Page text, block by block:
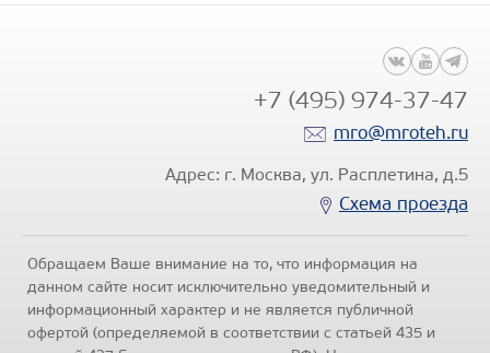
+7 (495) 974-37-47
mro@mroteh.ru
Адрес: г. Москва, ул. Расплетина, д.5
Схема проезда
Обращаем Ваше внимание на то, что информация на
данном сайте носит исключительно уведомительный и
информационный характер и не является публичной
офертой (определяемой в соответствии с статьей 435 и